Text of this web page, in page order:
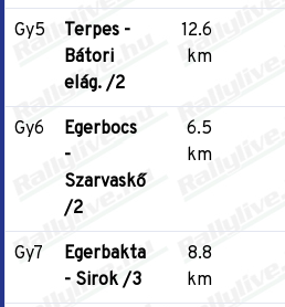
Gy5
Terpes -
Bátori
elág. /2
12.6
km
Gy6
Egerbocs
-
Szarvaskő
/2
6.5
km
Gy7
Egerbakta
- Sirok /3
8.8
km